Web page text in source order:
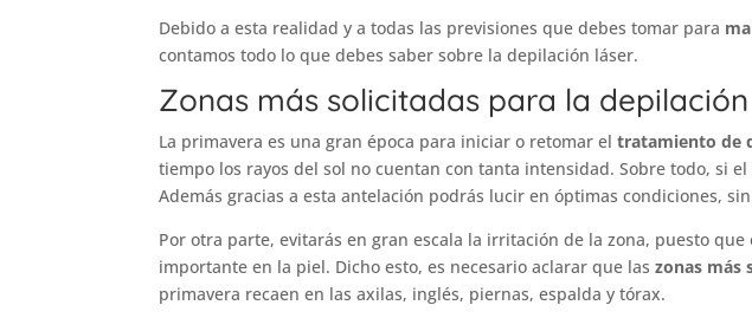
Debido a esta realidad y a todas las previsiones que debes tomar para
contamos todo lo que debes saber sobre la depilación láser.
Zonas más solicitadas para la
La primavera es una gran época para iniciar o retomar eltratamiento de
tiempo los rayos del sol no cuentan con tanta intensidad. Sobre todo, si
Además gracias a esta antelación podrás lucir en óptimas condiciones,
Por otra parte, evitarás en gran escala la irritación de la zona, puesto
importante en la piel. Dicho esto, es necesario aclarar que las zonas más
primavera recaen en las axilas, inglés, piernas, espalda y tórax.